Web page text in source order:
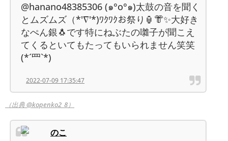
@hanano48385306 (๑°o°๑)太鼓の音を聞く
とムズムズ（*'∇'*)ﾜｸﾜｸお祭り🏮👘✨大好き
なぺん銀🐧です特にねぶたの囃子が聞こえ
てくるといてもたってもいられません笑笑
(*´罒`*)
2022-07-09 17:35:47
（出典 @kopenko2_8）
のこ